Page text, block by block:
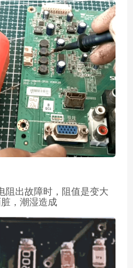
阻出故障时，阻值是变大
，潮湿造成